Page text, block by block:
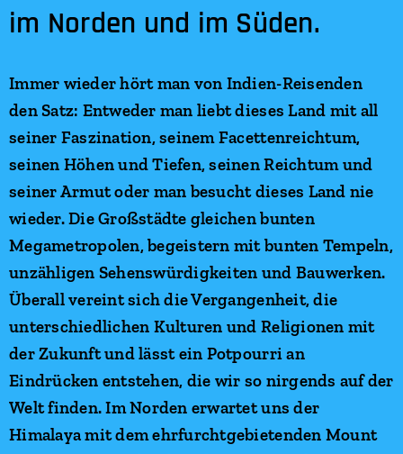
im Norden und im Süden.
Immer wieder hört man von Indien-Reisenden
den Satz: Entweder man liebt dieses Land mit all
seiner Faszination, seinem Facettenreichtum,
seinen Höhen und Tiefen, seinen Reichtum und
seiner Armut oder man besucht dieses Land nie
wieder. Die Großstädte gleichen bunten
Megametropolen, begeistern mit bunten Tempeln,
unzähligen Sehenswürdigkeiten und Bauwerken.
Überall vereint sich die Vergangenheit, die
unterschiedlichen Kulturen und Religionen mit
der Zukunft und lässt ein Potpourri an
Eindrücken entstehen, die wir so nirgends auf der
Welt finden. Im Norden erwartet uns der
Himalaya mit dem ehrfurchtgebietenden Mount